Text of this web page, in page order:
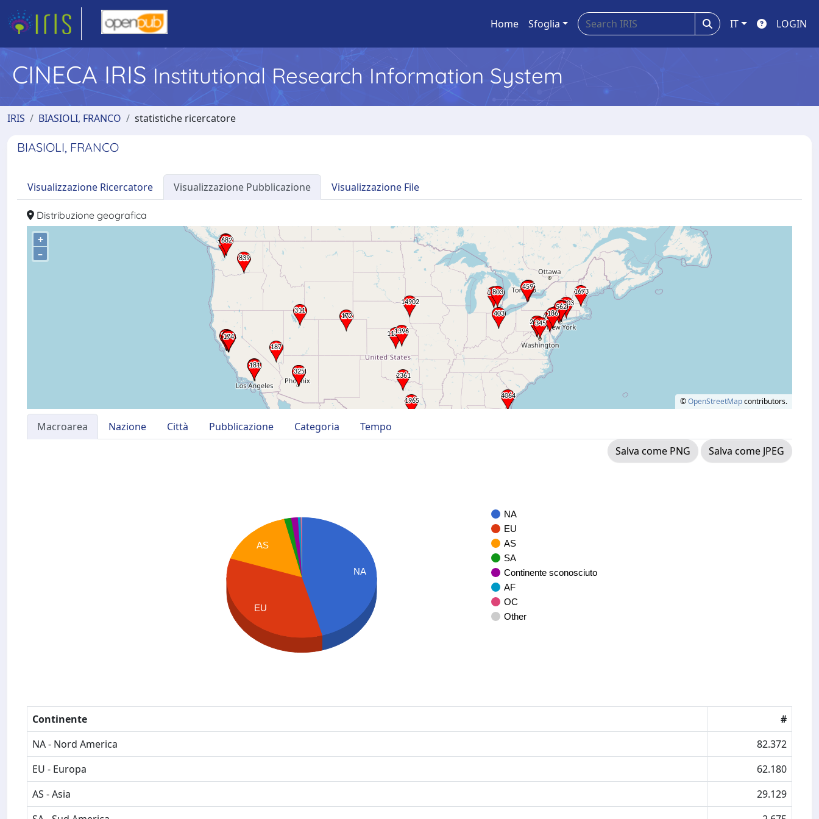
Home Sfoglia IT LOGIN
CINECA IRIS Institutional Research Information System
IRIS BIASIOLI, FRANCO statistiche ricercatore
BIASIOLI, FRANCO
Visualizzazione Ricercatore Visualizzazione Pubblicazione Visualizzazione File
Distribuzione geografica
+
–
©OpenStreetMapcontributors.
Macroarea Nazione Città Pubblicazione Categoria
Tempo
Salva come PNG
Salva come JPEG
NA
EU
AS
SA
Continente sconosciuto
AF
OC
Other
NA
AS
EU
Continente
#
NA - Nord America
82.372
EU - Europa
62.180
AS - Asia
29.129